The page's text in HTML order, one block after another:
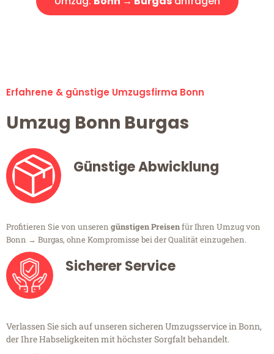
Erfahrene & günstige Umzugsfirma Bonn
Umzug Bonn Burgas
Günstige Abwicklung
Profitieren Sie von unseren günstigen Preisenfür Ihren Umzug von
Bonn → Burgas, ohne Kompromisse bei der Qualität einzugehen.
Sicherer Service
Verlassen Sie sich auf unseren sicheren Umzugsservice in Bonn,
der Ihre Habseligkeiten mit höchster Sorgfalt behandelt.